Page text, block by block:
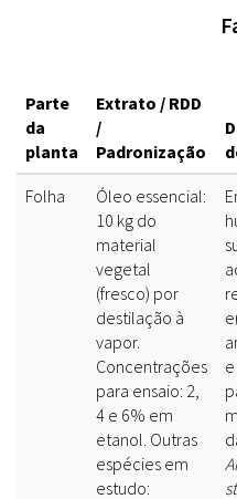
Parte
da
planta
Extrato / RDD
/
Padronização
Folha
Óleo essencial:
10 kg do
material
vegetal
(fresco) por
destilação à
vapor.
Concentrações
para ensaio: 2,
4 e 6% em
etanol. Outras
espécies em
estudo: